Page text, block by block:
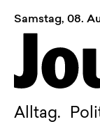
Samstag, 08.
Alltag.